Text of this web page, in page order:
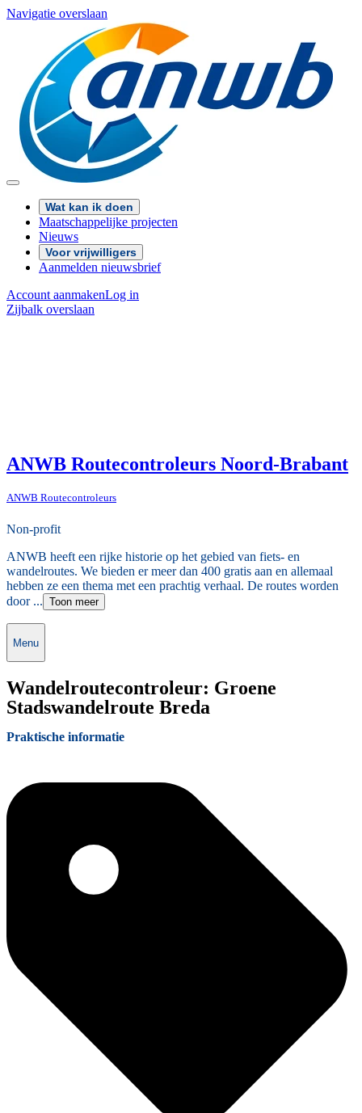
Navigatie overslaan
Wat kan ik doen
Maatschappelijke projecten
Nieuws
Voor vrijwilligers
Aanmelden nieuwsbrief
Account aanmakenLog in
Zijbalk overslaan
ANWB Routecontroleurs Noord-Brabant
ANWB Routecontroleurs
Non-profit
ANWB heeft een rijke historie op het gebied van fiets- en
wandelroutes. We bieden er meer dan 400 gratis aan en allemaal
hebben ze een thema met een prachtig verhaal. De routes worden
door ... Toon meer
Menu
Wandelroutecontroleur: Groene
Stadswandelroute Breda
Praktische informatie